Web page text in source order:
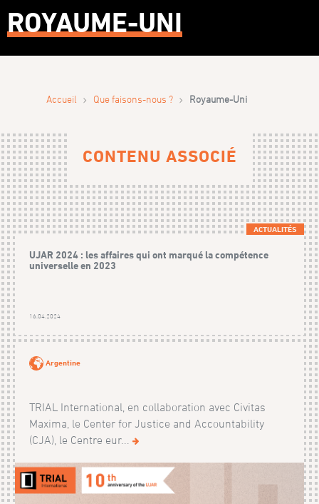
ROYAUME-UNI
Accueil › Que faisons-nous ? › Royaume-Uni
CONTENU ASSOCIÉ
ACTUALITÉS
UJAR 2024 : les affaires qui ont marqué la compétence
universelle en 2023
16.04.2024
Argentine
TRIAL International, en collaboration avec Civitas
Maxima, le Center for Justice and Accountability
(CJA), le Centre eur...